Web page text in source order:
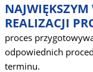
REALIZACJI
proces
odpowiednich
terminu.